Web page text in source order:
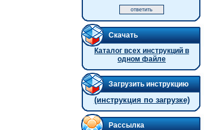
Скачать
Каталог всех инструкций в
одном файле
Загрузить инструкцию
(инструкция по загрузке)
Рассылка